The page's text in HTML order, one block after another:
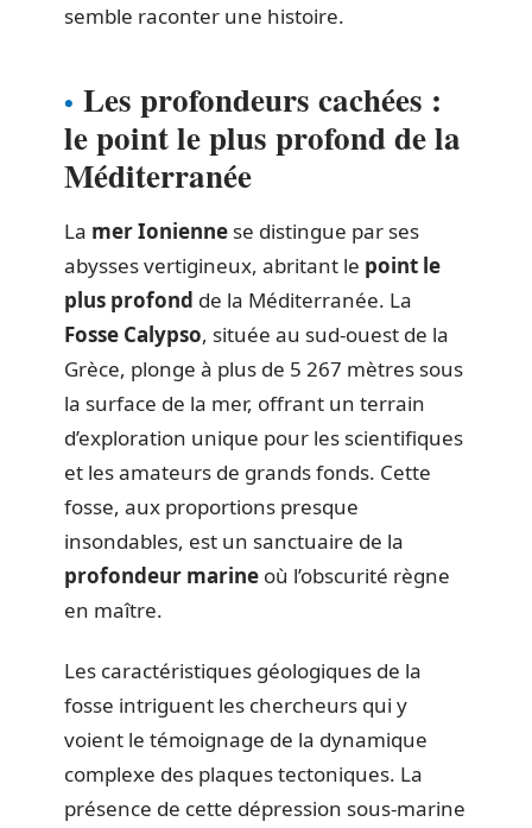
semble raconter une histoire.
Les profondeurs cachées :
le point le plus profond de la
Méditerranée
La mer Ionienne se distingue par ses
abysses vertigineux, abritant le point le
plus profond de la Méditerranée. La
Fosse Calypso, située au sud-ouest de la
Grèce, plonge à plus de 5 267 mètres sous
la surface de la mer, offrant un terrain
d’exploration unique pour les scientifiques
et les amateurs de grands fonds. Cette
fosse, aux proportions presque
insondables, est un sanctuaire de la
profondeur marine où l’obscurité règne
en maître.
Les caractéristiques géologiques de la
fosse intriguent les chercheurs qui y
voient le témoignage de la dynamique
complexe des plaques tectoniques. La
présence de cette dépression sous-marine